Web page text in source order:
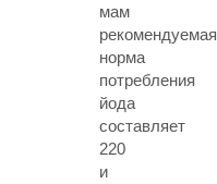
мам
рекомендуемая
норма
потребления
йода
составляет
220
и